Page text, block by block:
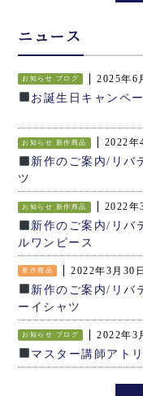
ニュース
お知らせ ブログ 2025年6
お誕生日キャンペ
お知らせ 新作商品 2022年
新作のご案内/リバ
ツ
お知らせ 新作商品 2022年
新作のご案内/リバ
ルワンピース
新作商品 2022年3月30日
新作のご案内/リバ
ーイシャツ
お知らせ ブログ 2022年3
マスター講師アト